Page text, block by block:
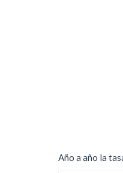
Año a año la